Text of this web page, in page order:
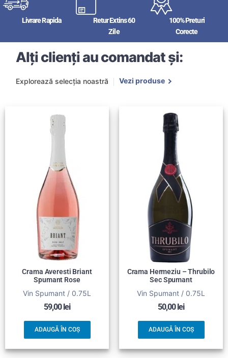
Livrare Rapida
Retur Extins 60
Zile
100% Preturi
Corecte
Alți clienți au comandat și:
Explorează selecția noastră Vezi produse
Crama Averesti Briant
Spumant Rose
Vin Spumant / 0.75L
59,00 lei
ADAUGĂ ÎN COȘ
Crama Hermeziu – Thrubilo
Sec Spumant
Vin Spumant / 0.75L
50,00 lei
ADAUGĂ ÎN COȘ